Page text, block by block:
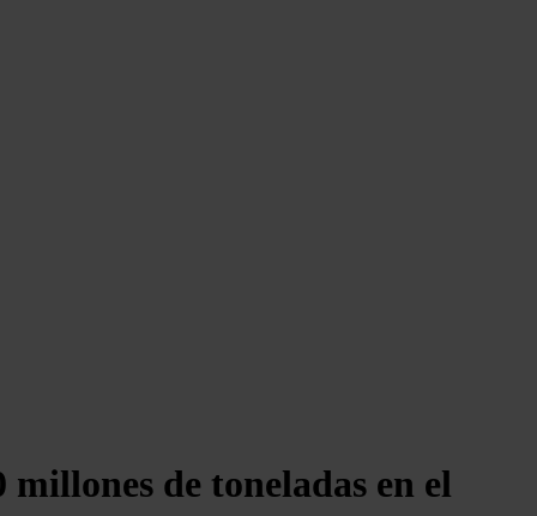
de toneladas en el